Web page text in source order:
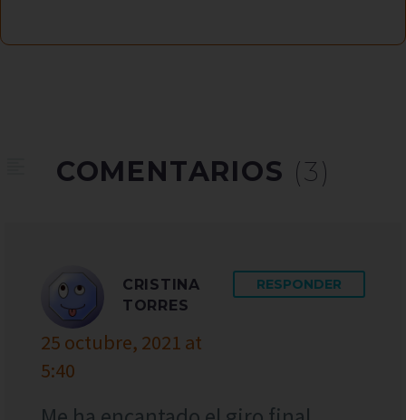
COMENTARIOS (3)
CRISTINA
TORRES
25 octubre, 2021 at
5:40
RESPONDER